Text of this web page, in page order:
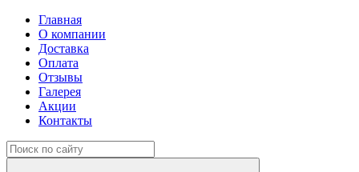
Главная
О компании
Доставка
Оплата
Отзывы
Галерея
Акции
Контакты